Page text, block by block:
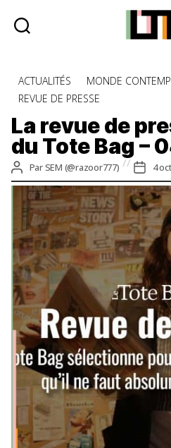
Catégories
ACTUALITÉS
MONDE
REVUE DE PRESSE
La revue de
du Tote Bag –
Auteur
de
l’article
ParSEM (@razoor777)
Date
de
4